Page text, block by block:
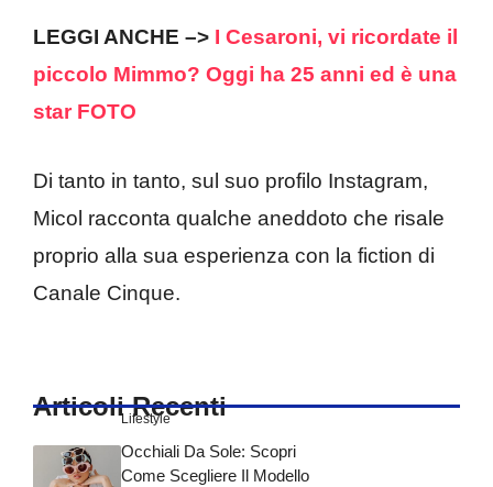
LEGGI ANCHE –> I Cesaroni, vi ricordate il
piccolo Mimmo? Oggi ha 25 anni ed è una
star FOTO
Di tanto in tanto, sul suo profilo Instagram,
Micol racconta qualche aneddoto che risale
proprio alla sua esperienza con la fiction di
Canale Cinque.
Articoli Recenti
Lifestyle
Occhiali Da Sole: Scopri
Come Scegliere Il Modello